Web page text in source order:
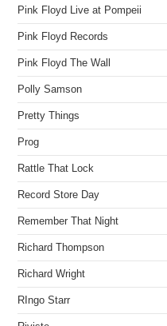
Pink Floyd Live at Pompeii
Pink Floyd Records
Pink Floyd The Wall
Polly Samson
Pretty Things
Prog
Rattle That Lock
Record Store Day
Remember That Night
Richard Thompson
Richard Wright
RIngo Starr